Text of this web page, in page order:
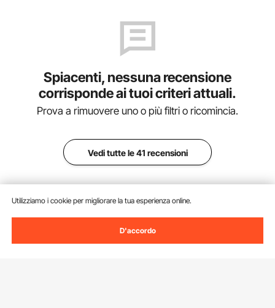
Spiacenti, nessuna recensione
corrisponde ai tuoi criteri attuali.
Prova a rimuovere uno o più filtri o ricomincia.
Vedi tutte le 41 recensioni
Aggiungi al carrello
Utilizziamo i cookie per migliorare la tua esperienza online.
D'accordo